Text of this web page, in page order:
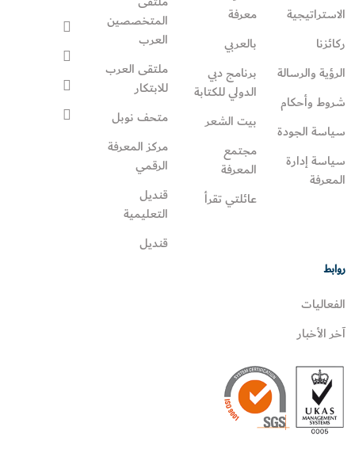
الاستراتيجية
ركائزنا
الرؤية والرسالة
شروط وأحكام
سياسة الجودة
سياسة إدارة
المعرفة
معرفة
بالعربي
برنامج دبي
الدولي للكتابة
بيت الشعر
مجتمع
المعرفة
عائلتي تقرأ‎
المتخصصين
العرب
ملتقى العرب
للابتكار
متحف نوبل
مركز المعرفة
الرقمي
قنديل
التعليمية
قنديل
روابط
الفعاليات
آخر الأخبار